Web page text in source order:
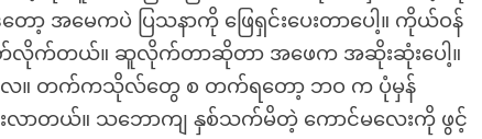
အမေကပဲ ပြသနာကို ဖြေရှင်းပေးတာပေါ့။ ကိုယ်ဝန်
ပြန်လွှတ်လိုက်တယ်။ ဆူလိုက်တာဆိုတာ အဖေက အဆိုးဆုံးပေါ့။
ေ။ တက်ကသိုလ်တွေ စ တက်ရတော့ ဘဝ က ပုံမှန်
လာတယ်။ သဘောကျ နှစ်သက်မိတဲ့ ကောင်မလေးကို ဖွင့်